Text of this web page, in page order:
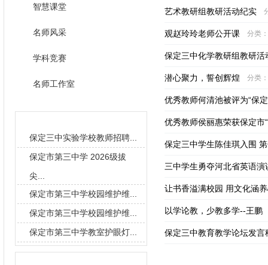
转发关于开展有偿补课整治省级督查的通知
三中学子勇夺冠军和季军，独占"省一"人数三
艺术教研组教研活动纪实
观赵玲玲老师公开课 分类：
保定三中化学教研组教研活
潜心聚力，誓创辉煌 分类：
优秀教师何清池被评为“保
优秀教师侯丽惠荣获保定市
保定三中学生陈佳琪入围
三中学生勇夺河北省英语演
让书香溢满校园 用文化涵
以学论教，少教多学--王鹏
保定三中教育教学论坛发言
智慧课堂
名师风采
学科竞赛
名师工作室
保定三中实验学校教师招聘...
保定市第三中学 2026级拔
尖...
保定市第三中学校园维护维...
保定市第三中学校园维护维...
保定市第三中学教室护眼灯...